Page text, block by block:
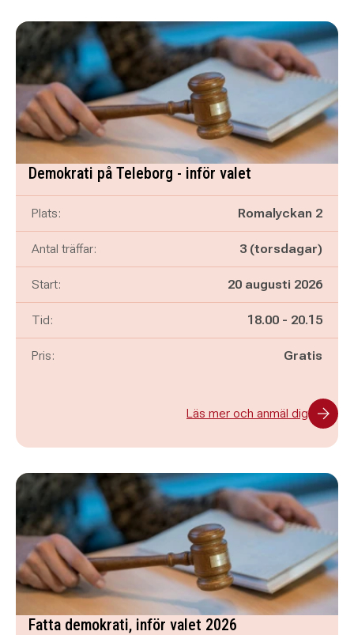
Demokrati på Teleborg - inför valet
Plats: Romalyckan 2
Antal träffar: 3 (torsdagar)
Start: 20 augusti 2026
Tid: Pågår mellan
18.00 - och
20.15
Pris: Gratis
Läs mer och anmäl dig
Fatta demokrati, inför valet 2026